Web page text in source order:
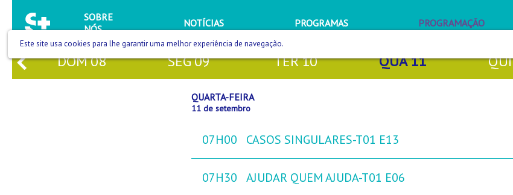
SOBRE
NÓS
NOTÍCIAS PROGRAMAS PROGRAMAÇÃO
DOM08 SEG09 TER10 QUA11 QUI
QUARTA-FEIRA
11 de setembro
07H00 CASOS SINGULARES-T01 E13
07H30 AJUDAR QUEM AJUDA-T01 E06
Este site usa cookies para lhe garantir uma melhor experiência de navegação.